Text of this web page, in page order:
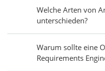
Welche Arten von
unterschieden?
Warum sollte eine
Requirements